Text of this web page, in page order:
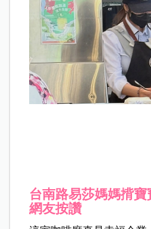
台南路易莎媽媽揹
網友按讚